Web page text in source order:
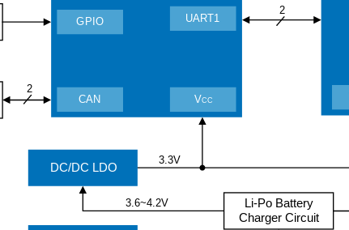
2
3.6~4.2V
3.3V
2
DC/DC LDO
Li-Po Battery
Charger Circuit
UART1
VCC
GPIO
CAN